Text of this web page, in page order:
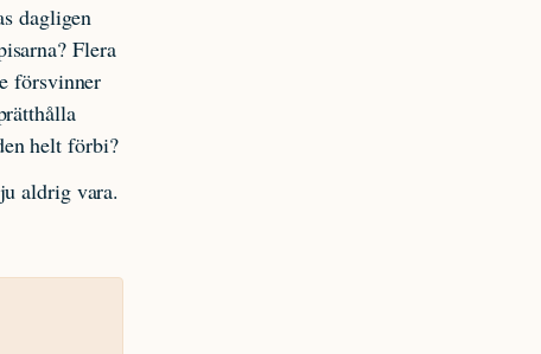
dagligen
Flera
försvinner
helt förbi?
aldrig vara.